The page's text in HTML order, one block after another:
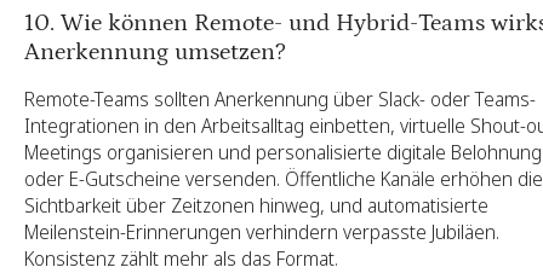
10. Wie können Remote- und Hybrid-Teams
Anerkennung umsetzen?
Remote-Teams sollten Anerkennung über Slack- oder Teams-
Integrationen in den Arbeitsalltag einbetten, virtuelle Shout-
Meetings organisieren und personalisierte digitale
oder E-Gutscheine versenden. Öffentliche Kanäle erhöhen die
Sichtbarkeit über Zeitzonen hinweg, und automatisierte
Meilenstein-Erinnerungen verhindern verpasste Jubiläen.
Konsistenz zählt mehr als das Format.